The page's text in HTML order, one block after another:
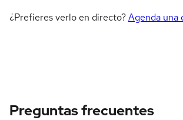
¿Prefieres verlo en directo?Agenda una
Preguntas frecuentes